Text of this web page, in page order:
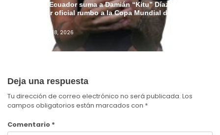
Motorola Ecuador suma a Damián “Kitu” Díaz como
embajador oficial rumbo a la Copa Mundial de la FIFA
Junio 18, 2026
Deja una respuesta
Tu dirección de correo electrónico no será publicada. Los
campos obligatorios están marcados con *
Comentario *